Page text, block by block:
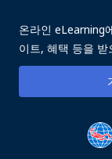
온라인 eLearning
이트, 혜택 등을 받